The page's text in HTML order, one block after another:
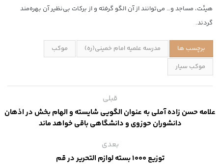
هیئت، مساجد و… می‌توانند از آن الگو گرفته و از برکات بی‌نظیر آن بهره‌مند
گردند.
برچسب ها مدرسه علمیه امام خمینی(ره)
موکب
موکب سیار
قبلی
علامه حسن زاده آملی به عنوان الگویی شایسته و الهام بخش در اذهان
دانشوران حوزوی و دانشگاهی باقی خواهد ماند
بعدی
توزیع ۱۰۰۰ بسته لوازم التحریر در قم